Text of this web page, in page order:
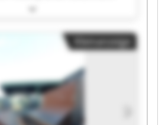
Trading GmbH
Trading GmbH Bittermann
Trading GmbH
GmbH Bittermann Trading
Trading GmbH Bittermann
Trading GmbH
GmbH Bittermann Trading
Trading GmbH Bittermann
Trading GmbH
Kleinanzeige